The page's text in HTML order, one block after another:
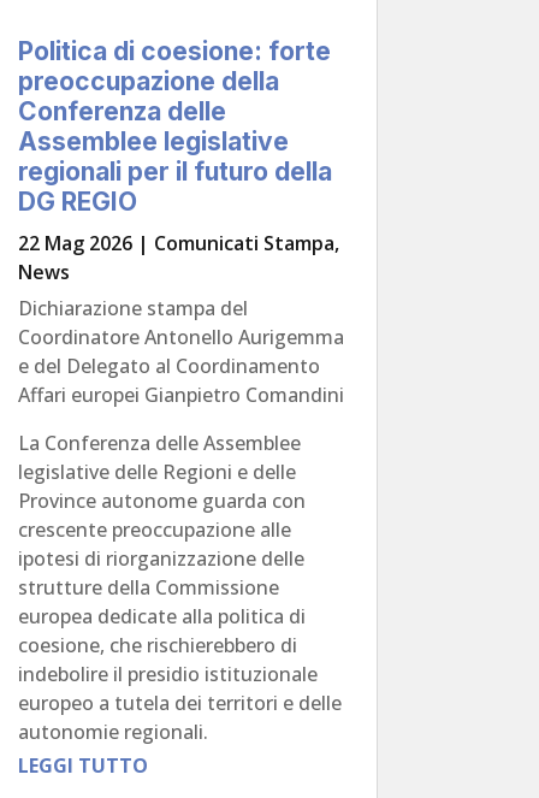
Politica di coesione: forte
preoccupazione della
Conferenza delle
Assemblee legislative
regionali per il futuro della
DG REGIO
22 Mag 2026| Comunicati Stampa,
News
Dichiarazione stampa del
Coordinatore Antonello Aurigemma
e del Delegato al Coordinamento
Affari europei Gianpietro Comandini
La Conferenza delle Assemblee
legislative delle Regioni e delle
Province autonome guarda con
crescente preoccupazione alle
ipotesi di riorganizzazione delle
strutture della Commissione
europea dedicate alla politica di
coesione, che rischierebbero di
indebolire il presidio istituzionale
europeo a tutela dei territori e delle
autonomie regionali.
LEGGI TUTTO